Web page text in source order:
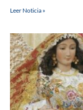
Leer Noticia »